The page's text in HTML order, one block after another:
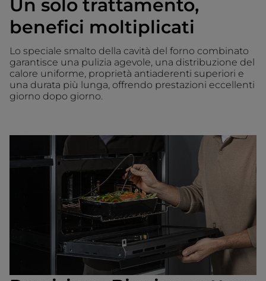
Un solo trattamento,
benefici moltiplicati
Lo speciale smalto della cavità del forno combinato
garantisce una pulizia agevole, una distribuzione del
calore uniforme, proprietà antiaderenti superiori e
una durata più lunga, offrendo prestazioni eccellenti
giorno dopo giorno.